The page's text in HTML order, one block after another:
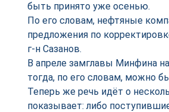
быть принято уже осенью.
По его словам, нефтяные
предложения по
г-н Сазанов.
В апреле замглавы Минфина
тогда, по его словам, можно
Теперь же речь идёт о
показывает: либо